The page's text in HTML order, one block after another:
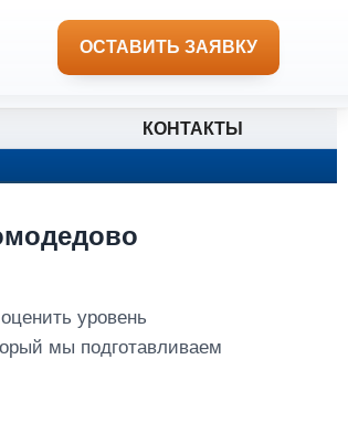
ОСТАВИТЬ ЗАЯВКУ
КОНТАКТЫ
уровень
мы подготавливаем